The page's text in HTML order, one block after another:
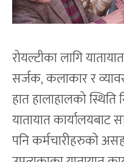
रोयल्टीका लागि
सर्जक, कलाकार र
हात हालाहालको
यातायात कार्यालयबाट
पनि कर्मचारीहरुको